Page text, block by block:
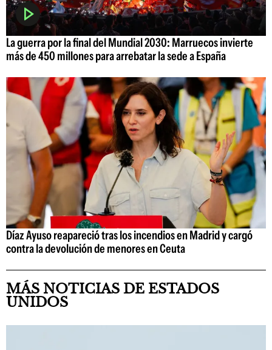
La guerra por la final del Mundial 2030: Marruecos invierte
más de 450 millones para arrebatar la sede a España
Díaz Ayuso reapareció tras los incendios en Madrid y cargó
contra la devolución de menores en Ceuta
MÁS NOTICIAS DE ESTADOS
UNIDOS